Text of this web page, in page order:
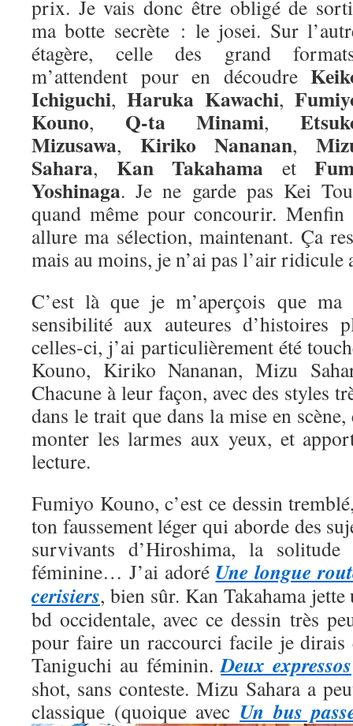
prix. Je vais donc être obligé de
ma botte secrète : le josei. Sur
étagère, celle des grand
m’attendent pour en découdre
Ichiguchi, Haruka Kawachi,
Kouno, Q-ta Minami,
Mizusawa, Kiriko Nananan,
Sahara, Kan Takahama et
Yoshinaga. Je ne garde pas Kei
quand même pour concourir.
allure ma sélection, maintenant. Ça
mais au moins, je n’ai pas l’air ridicule
C’est là que je m’aperçois que
sensibilité aux auteures d’histoires
celles-ci, j’ai particulièrement été
Kouno, Kiriko Nananan, Mizu
Chacune à leur façon, avec des styles
dans le trait que dans la mise en
monter les larmes aux yeux, et
lecture.
Fumiyo Kouno, c’est ce dessin
ton faussement léger qui aborde des
survivants d’Hiroshima, la
féminine… J’ai adoré Une longue
cerisiers, bien sûr. Kan Takahama
bd occidentale, avec ce dessin très
pour faire un raccourci facile je dirais
Taniguchi au féminin.Deux expressos
shot, sans conteste. Mizu Sahara a
classique (quoique avec Un bus